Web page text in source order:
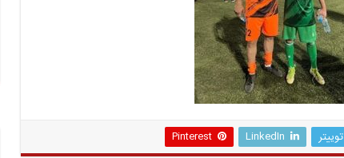
توییتر LinkedIn
Pinterest